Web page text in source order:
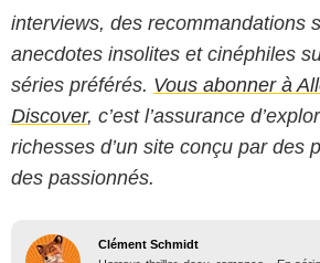
interviews, des recommandations
anecdotes insolites et cinéphiles
séries préférés. Vous abonner à
Discover, c’est l’assurance
richesses d’un site conçu par des
des passionnés.
Clément Schmidt